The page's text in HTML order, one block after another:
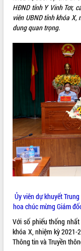
UBND CÁC XÃ, PHƯỜNG
HỆ THỐNG VĂN BẢN
VĂN BẢN HĐND TỈNH
ĐIỂM TIN VĂN BẢN
QUY HOẠCH - KẾ HOẠCH
HĐND tỉnh Y Vinh Tơr,
viên UBND tỉnh khóa
dung quan trọng.
Ủy viên dự khuyết
hoa chúc mừng Giám
Với số phiếu thống
khóa X, nhiệm kỳ 2021-
Thông tin và Truyền